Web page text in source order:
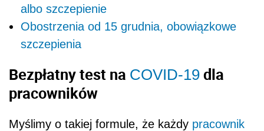
albo szczepienie
Obostrzenia od 15 grudnia, obowiązkowe
szczepienia
Bezpłatny test na COVID-19 dla
pracowników
Myślimy o takiej formule, że każdy pracownik